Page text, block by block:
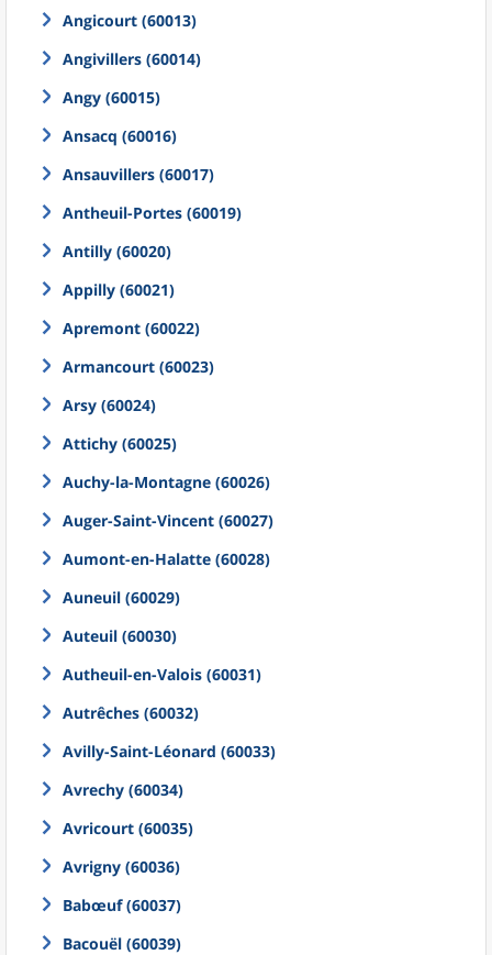
Angicourt (60013)
Angivillers (60014)
Angy (60015)
Ansacq (60016)
Ansauvillers (60017)
Antheuil-Portes (60019)
Antilly (60020)
Appilly (60021)
Apremont (60022)
Armancourt (60023)
Arsy (60024)
Attichy (60025)
Auchy-la-Montagne (60026)
Auger-Saint-Vincent (60027)
Aumont-en-Halatte (60028)
Auneuil (60029)
Auteuil (60030)
Autheuil-en-Valois (60031)
Autrêches (60032)
Avilly-Saint-Léonard (60033)
Avrechy (60034)
Avricourt (60035)
Avrigny (60036)
Babœuf (60037)
Bacouël (60039)